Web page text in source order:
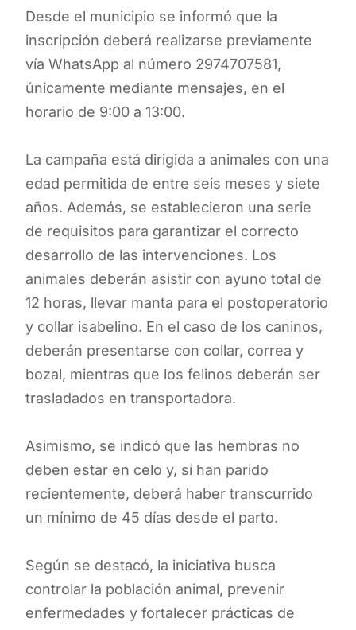
Desde el municipio se informó que la
inscripción deberá realizarse previamente
vía WhatsApp al número 2974707581,
únicamente mediante mensajes, en el
horario de 9:00 a 13:00.
La campaña está dirigida a animales con una
edad permitida de entre seis meses y siete
años. Además, se establecieron una serie
de requisitos para garantizar el correcto
desarrollo de las intervenciones. Los
animales deberán asistir con ayuno total de
12 horas, llevar manta para el postoperatorio
y collar isabelino. En el caso de los caninos,
deberán presentarse con collar, correa y
bozal, mientras que los felinos deberán ser
trasladados en transportadora.
Asimismo, se indicó que las hembras no
deben estar en celo y, si han parido
recientemente, deberá haber transcurrido
un mínimo de 45 días desde el parto.
Según se destacó, la iniciativa busca
controlar la población animal, prevenir
enfermedades y fortalecer prácticas de